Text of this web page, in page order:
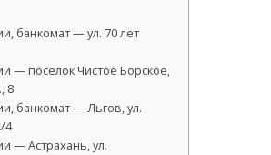
банкомат — ул. 70 лет
— поселок Чистое Борское,
8
банкомат — Льгов, ул.
4
— Астрахань, ул.